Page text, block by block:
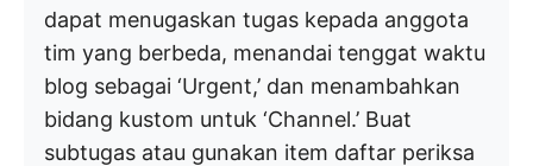
dapat menugaskan tugas kepada anggota
tim yang berbeda, menandai tenggat waktu
blog sebagai ‘Urgent,’ dan menambahkan
bidang kustom untuk ‘Channel.’ Buat
subtugas atau gunakan item daftar periksa